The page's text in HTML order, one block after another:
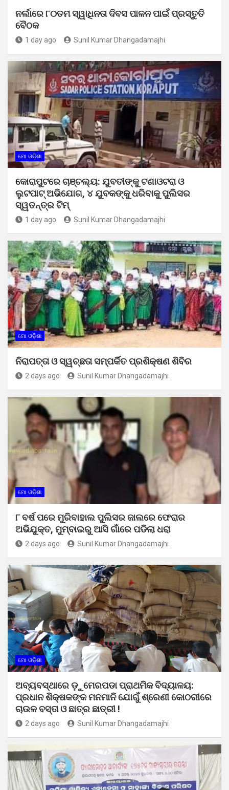
ନର୍ଲାରେ ୮୦ତମ ସ୍ୱାଧିନତା ଦିବସ ପାଳନ ପାଇଁ ପ୍ରସ୍ତୁତି
ବୈଠକ
1 day ago Sunil Kumar Dhangadamajhi
ମୋ ଓଡ଼ିଶା
କୋରାପୁଟରେ ଚାଞ୍ଚଲ୍ୟ: ଯୁବତୀଙ୍କୁ ଟଣାଓଟରା ଓ
ଲୁଟପାଟ୍ ଅଭିଯୋଗ, ୪ ଯୁବକଙ୍କୁ ଧରିବାକୁ ପୁଲିସର
ସ୍ୱତନ୍ତ୍ର ଟିମ୍
1 day ago Sunil Kumar Dhangadamajhi
ମୋ ଓଡ଼ିଶା
ନିରାପତ୍ତା ଓ ସ୍ୱଚ୍ଛତା ସମ୍ପର୍କିତ ପ୍ରଶିକ୍ଷଣ ଶିବିର
2 days ago Sunil Kumar Dhangadamajhi
ମୋ ଓଡ଼ିଶା
୮ ବର୍ଷ ପରେ ମୁରିବାହାଲ ପୁଲିସର ଜାଲରେ ଫେରାର
ଅଭିଯୁକ୍ତ, ମୁମ୍ବାଇରୁ ଆସି ଗାଁରେ ପଡିଲା ଧରା
2 days ago Sunil Kumar Dhangadamajhi
ମୋ ଓଡ଼ିଶା
ଅବ୍ୟବସ୍ଥାରେ ଡ଼ୁମେରପଡା ପ୍ରାଥମିକ ବିଦ୍ୟାଳୟ:
ପ୍ରଧାନ ଶିକ୍ଷକଙ୍କ ମନମାନି ଯୋଗୁଁ ଶ୍ରେଣୀ କୋଠରୀରେ
ଚାଉଳ ବସ୍ତା ଓ ଛାତ୍ର ଛାତ୍ରୀ !
2 days ago Sunil Kumar Dhangadamajhi